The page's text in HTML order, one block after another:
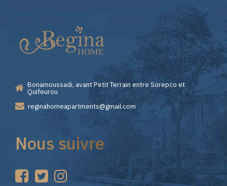
Casino
—
Premiers
Pas
sur
Choisir
Lizaro
Casino
pour
vos
Bonamoussadi, avant Petit Terrain entre Sorepco et
Quifeurou
reginahomeapartments@gmail.com
Nous suivre